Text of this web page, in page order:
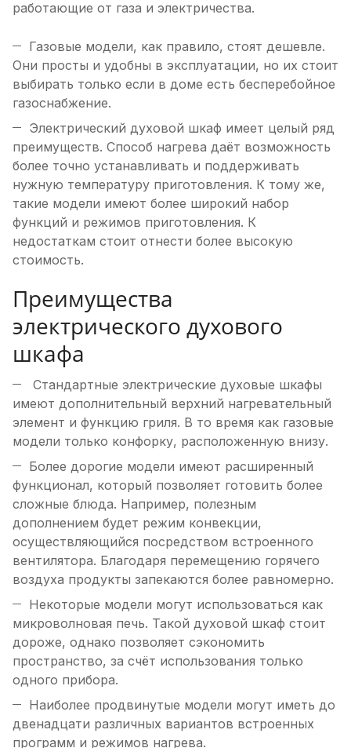
работающие от газа и электричества.
Газовые модели, как правило, стоят дешевле.
Они просты и удобны в эксплуатации, но их стоит
выбирать только если в доме есть бесперебойное
газоснабжение.
Электрический духовой шкаф имеет целый ряд
преимуществ. Способ нагрева даёт возможность
более точно устанавливать и поддерживать
нужную температуру приготовления. К тому же,
такие модели имеют более широкий набор
функций и режимов приготовления. К
недостаткам стоит отнести более высокую
стоимость.
Преимущества
электрического духового
шкафа
Cтандартные электрические духовые шкафы
имеют дополнительный верхний нагревательный
элемент и функцию гриля. В то время как газовые
модели только конфорку, расположенную внизу.
Более дорогие модели имеют расширенный
функционал, который позволяет готовить более
сложные блюда. Например, полезным
дополнением будет режим конвекции,
осуществляющийся посредством встроенного
вентилятора. Благодаря перемещению горячего
воздуха продукты запекаются более равномерно.
Некоторые модели могут использоваться как
микроволновая печь. Такой духовой шкаф стоит
дороже, однако позволяет сэкономить
пространство, за счёт использования только
одного прибора.
Наиболее продвинутые модели могут иметь до
двенадцати различных вариантов встроенных
программ и режимов нагрева.